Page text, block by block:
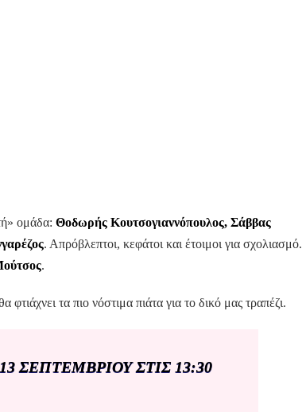
ομάδα: Θοδωρής Κουτσογιαννόπουλος, Σάββας
. Απρόβλεπτοι, κεφάτοι και έτοιμοι για σχολιασμό.
.
φτιάχνει τα πιο νόστιμα πιάτα για το δικό μας τραπέζι.
ΣΕΠΤΕΜΒΡΙΟΥ ΣΤΙΣ 13:30